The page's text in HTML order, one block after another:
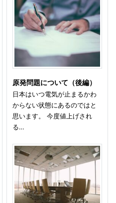
原発問題について（後編）
日本はいつ電気が止まるかわ
からない状態にあるのではと
思います。 今度値上げされ
る…